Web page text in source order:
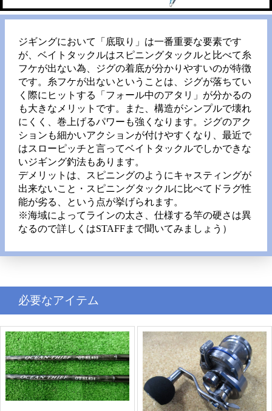
ジギングにおいて「底取り」は一番重要な要素です
が、ベイトタックルはスピニングタックルと比べて糸
フケが出ない為、ジグの着底が分かりやすいのが特徴
です。糸フケが出ないということは、ジグが落ちてい
く際にヒットする「フォール中のアタリ」が分かるの
も大きなメリットです。また、構造がシンプルで壊れ
にくく、巻上げるパワーも強くなります。ジグのアク
ションも細かいアクションが付けやすくなり、最近で
はスローピッチと言ってベイトタックルでしかできな
いジギング釣法もあります。
デメリットは、スピニングのようにキャスティングが
出来ないこと・スピニングタックルに比べてドラグ性
能が劣る、という点が挙げられます。
※海域によってラインの太さ、仕様する竿の硬さは異
なるので詳しくはSTAFFまで聞いてみましょう）
必要なアイテム